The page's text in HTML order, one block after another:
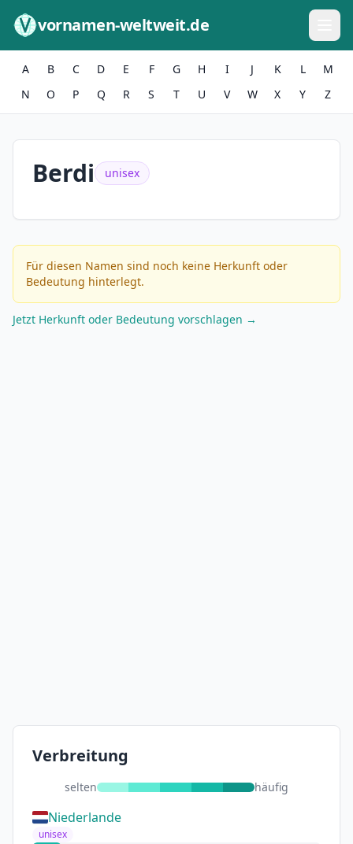
vornamen-weltweit.de
A B C D E F G H I J K L
M
N
O P Q R S T U V W X Y Z
Berdi unisex
Für diesen Namen sind noch keine Herkunft oder
Bedeutung hinterlegt.
Jetzt Herkunft oder Bedeutung vorschlagen →
Verbreitung
selten häufig
Niederlande
unisex